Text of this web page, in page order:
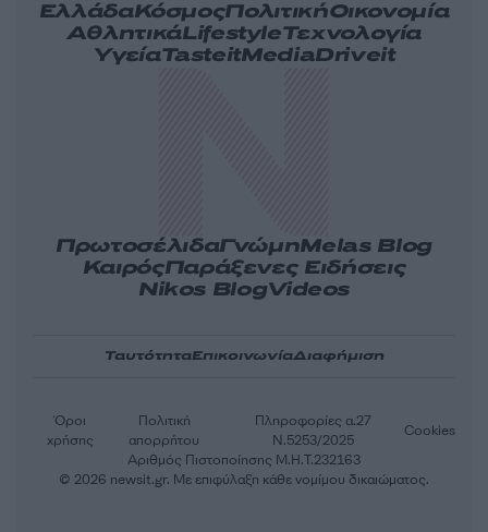
ΕλλάδαΚόσμοςΠολιτικήΟικονομία
ΑθλητικάLifestyleΤεχνολογία
ΥγείαTasteitMediaDriveit
ΠρωτοσέλιδαΓνώμηMelas Blog
ΚαιρόςΠαράξενες Ειδήσεις
Nikos BlogVideos
ΤαυτότηταΕπικοινωνίαΔιαφήμιση
Αριθμός Πιστοποίησης Μ.Η.Τ.232163
Όροι
χρήσης
Πολιτική
απορρήτου
Πληροφορίες α.27
Ν.5253/2025
Cookies
© 2026 newsit.gr. Με επιφύλαξη κάθε νομίμου δικαιώματος.